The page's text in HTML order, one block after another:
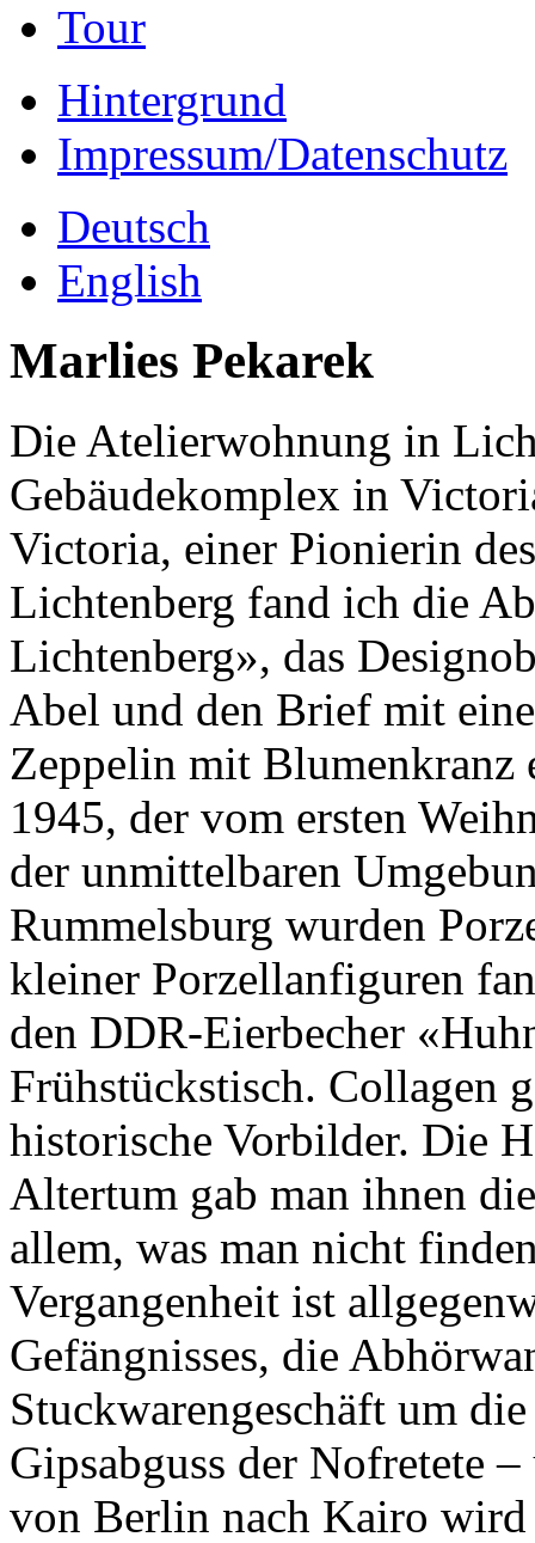
Tour
Hintergrund
Impressum/Datenschutz
Deutsch
English
Marlies Pekarek
Die Atelierwohnung in
Gebäudekomplex in
Victoria, einer Pionierin
Lichtenberg fand ich die
Lichtenberg», das
Abel und den Brief mit
Zeppelin mit Blumenkranz
1945, der vom ersten
der unmittelbaren
Rummelsburg wurden
kleiner Porzellanfiguren
den DDR-Eierbecher
Frühstückstisch. Collagen
historische Vorbilder. Die
Altertum gab man ihnen
allem, was man nicht
Vergangenheit ist
Gefängnisses, die
Stuckwarengeschäft um
Gipsabguss der Nofretete
von Berlin nach Kairo